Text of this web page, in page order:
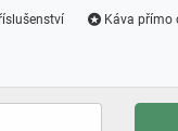
Káva přímo